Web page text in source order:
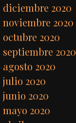
diciembre 2020
noviembre 2020
octubre 2020
septiembre 2020
agosto 2020
julio 2020
junio 2020
mayo 2020